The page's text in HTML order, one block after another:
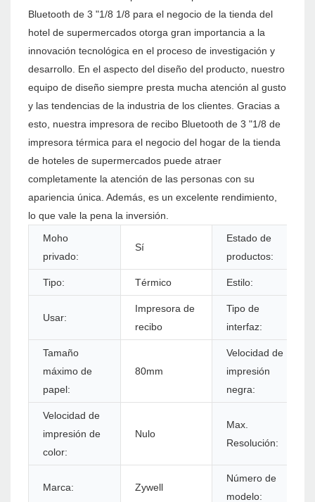
Bluetooth de 3 "1/8 1/8 para el negocio de la tienda del
hotel de supermercados otorga gran importancia a la
innovación tecnológica en el proceso de investigación y
desarrollo. En el aspecto del diseño del producto, nuestro
equipo de diseño siempre presta mucha atención al gusto
y las tendencias de la industria de los clientes. Gracias a
esto, nuestra impresora de recibo Bluetooth de 3 "1/8 de
impresora térmica para el negocio del hogar de la tienda
de hoteles de supermercados puede atraer
completamente la atención de las personas con su
apariencia única. Además, es un excelente rendimiento,
lo que vale la pena la inversión.
Moho
privado:
Sí
Estado de
productos:
Tipo: Térmico Estilo:
Usar:
Impresora de
recibo
Tipo de
interfaz:
Tamaño
máximo de
papel:
80mm
Velocidad de
impresión
negra:
Velocidad de
impresión de
color:
Nulo
Max.
Resolución:
Marca: Zywell
Número de
modelo: